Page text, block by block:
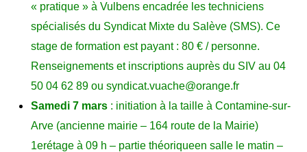
« pratique » à Vulbens encadrée les techniciens
spécialisés du Syndicat Mixte du Salève (SMS). Ce
stage de formation est payant : 80 € / personne.
Renseignements et inscriptions auprès du SIV au 04
50 04 62 89 ou syndicat.vuache@orange.fr
Samedi 7 mars : initiation à la taille à Contamine-sur-
Arve (ancienne mairie – 164 route de la Mairie)
1erétage à 09 h – partie théoriqueen salle le matin –